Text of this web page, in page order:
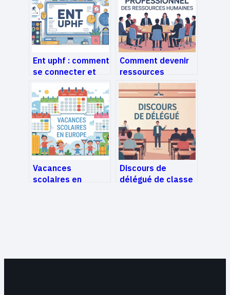
Ent uphf : comment
se connecter et
tirer parti de l’ent
numérique
Comment devenir
ressources
humaines :
parcours, études
et conseils
concrets
Vacances
scolaires en
Discours de
délégué de classe